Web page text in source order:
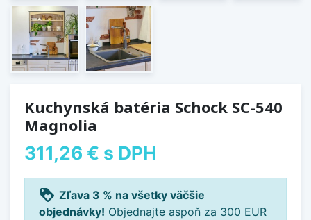
Kuchynská batéria Schock SC-540
Magnolia
311,26 € s DPH
loyalty Zľava 3 % na všetky väčšie
objednávky! Objednajte aspoň za 300 EUR